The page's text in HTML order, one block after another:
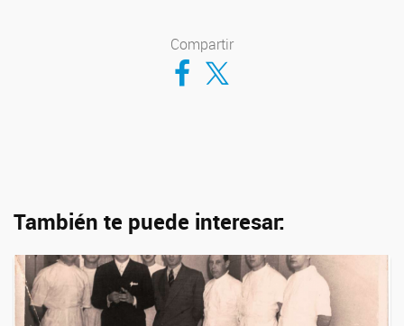
Compartir
Compartir en Facebook
Compartir en Twitter
También te puede interesar: